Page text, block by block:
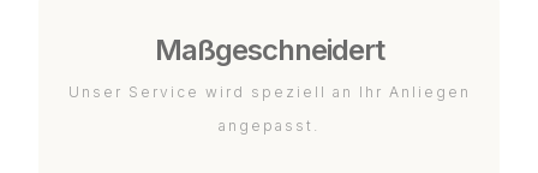
Maßgeschneidert
Unser Service wird speziell an Ihr Anliegen
angepasst.